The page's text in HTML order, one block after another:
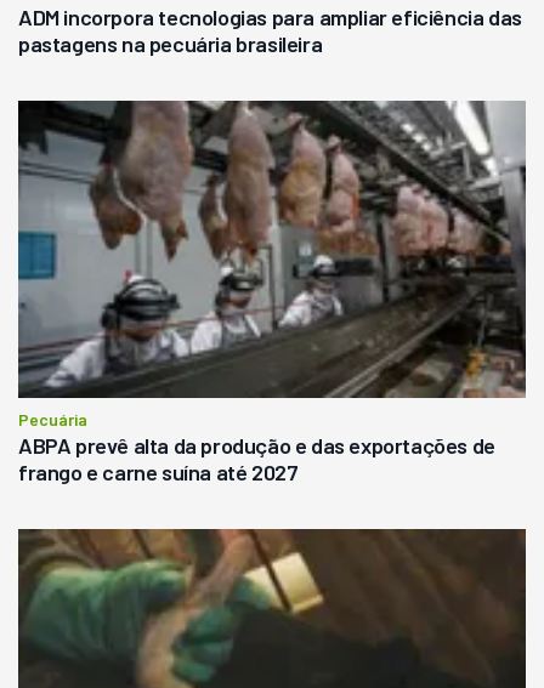
ADM incorpora tecnologias para ampliar eficiência das
pastagens na pecuária brasileira
Pecuária
ABPA prevê alta da produção e das exportações de
frango e carne suína até 2027